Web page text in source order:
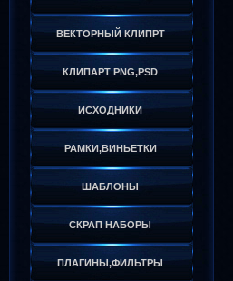
ВЕКТОРНЫЙ КЛИПРТ
КЛИПАРТ PNG,PSD
ИСХОДНИКИ
РАМКИ,ВИНЬЕТКИ
ШАБЛОНЫ
СКРАП НАБОРЫ
ПЛАГИНЫ,ФИЛЬТРЫ